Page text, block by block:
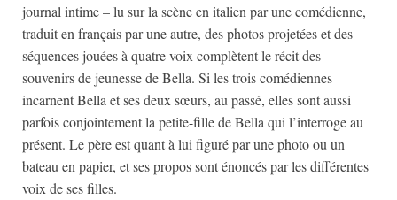
journal intime – lu sur la scène en italien par une comédienne,
traduit en français par une autre, des photos projetées et des
séquences jouées à quatre voix complètent le récit des
souvenirs de jeunesse de Bella. Si les trois comédiennes
incarnent Bella et ses deux sœurs, au passé, elles sont aussi
parfois conjointement la petite-fille de Bella qui l’interroge au
présent. Le père est quant à lui figuré par une photo ou un
bateau en papier, et ses propos sont énoncés par les différentes
voix de ses filles.